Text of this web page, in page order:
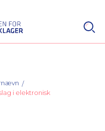
i elektronisk